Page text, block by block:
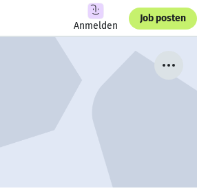
Anmelden
Job posten